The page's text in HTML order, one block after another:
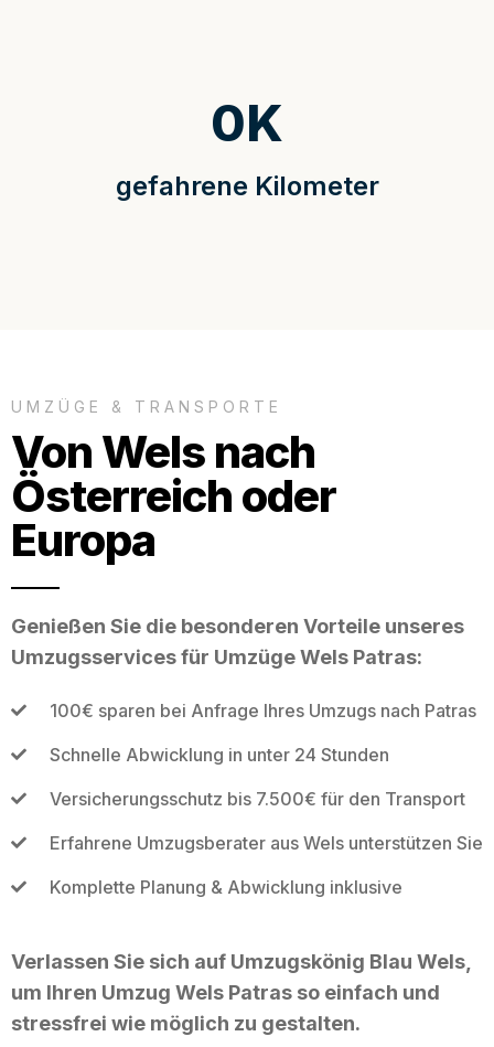
gefahrene Kilometer
0K
UMZÜGE & TRANSPORTE
Von Wels nach
Österreich oder
Europa
Genießen Sie die besonderen Vorteile unseres
Umzugsservices für Umzüge Wels Patras:
100€ sparen bei Anfrage Ihres Umzugs nach Patras
Schnelle Abwicklung in unter 24 Stunden
Versicherungsschutz bis 7.500€ für den Transport
Erfahrene Umzugsberater aus Wels unterstützen Sie
Komplette Planung & Abwicklung inklusive
Verlassen Sie sich auf Umzugskönig Blau Wels,
um Ihren Umzug Wels Patras so einfach und
stressfrei wie möglich zu gestalten.